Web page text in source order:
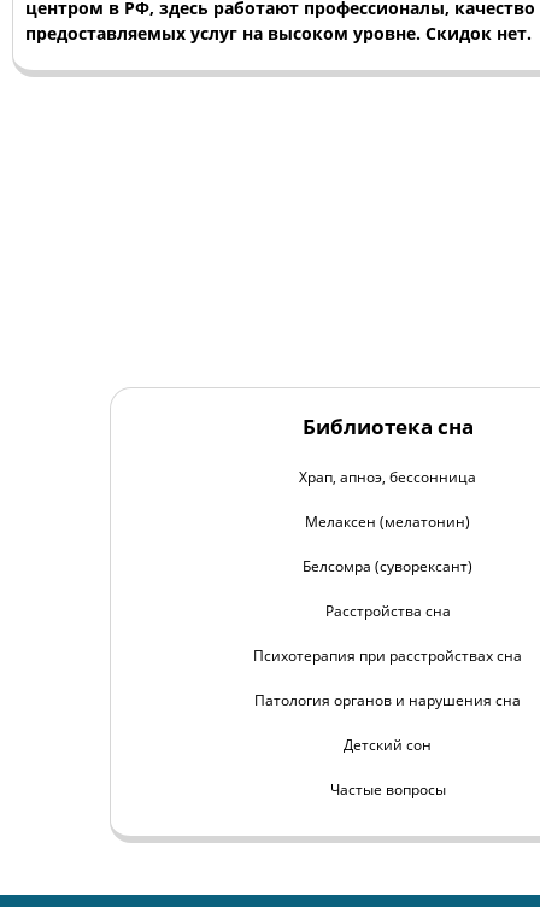
центром в РФ, здесь работают профессионалы, качество
предоставляемых услуг на высоком уровне. Скидок нет.
Библиотека сна
Храп, апноэ, бессонница
Мелаксен (мелатонин)
Белсомра (суворексант)
Расстройства сна
Психотерапия при расстройствах сна
Патология органов и нарушения сна
Детский сон
Частые вопросы